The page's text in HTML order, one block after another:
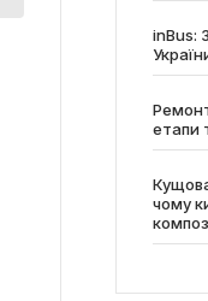
inBus:
етапи
чому